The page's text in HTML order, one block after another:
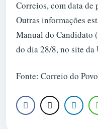
Correios, com data de
Outras informações
Manual do Candidato
do dia 28/8, no site da
Fonte: Correio do Povo